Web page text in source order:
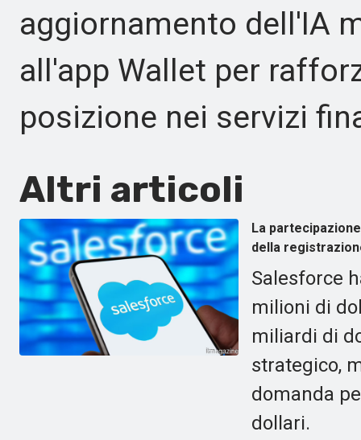
aggiornamento dell'IA
all'app Wallet per
posizione nei servizi
Altri articoli
La
della
Salesforce
milioni di
miliardi di
strategico,
domanda
dollari.